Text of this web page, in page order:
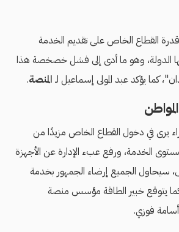
القطاع الخاص على تقديم الخدمة
الدولة، وهو ما أدى إلى فشل خصخصة هذا
كما يؤكد عبد المولى إسماعيل لـ المنصة.
يرى في دخول القطاع الخاص مزيدًا من
الخدمة، ورفع عبء الإدارة عن الأجهزة
سيحاول الجميع إرضاء الجمهور بخدمة
يتوقع خبير الطاقة مؤسس منصة
فوزي.